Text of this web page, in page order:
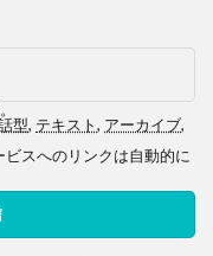
型, テキスト, アーカイブ,
スへのリンクは自動的に